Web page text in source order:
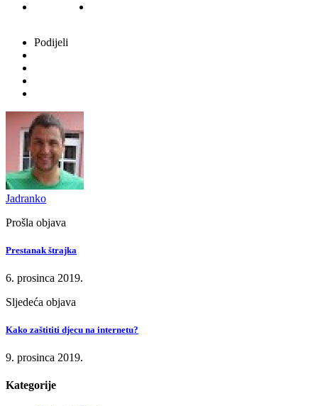
Podijeli
Jadranko
Prošla objava
Prestanak štrajka
6. prosinca 2019.
Sljedeća objava
Kako zaštititi djecu na internetu?
9. prosinca 2019.
Kategorije